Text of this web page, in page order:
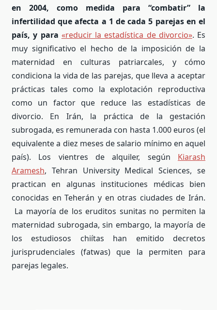
en 2004, como medida para “combatir” la
infertilidad que afecta a 1 de cada 5 parejas en el
país, y para «reducir la estadística de divorcio». Es
muy significativo el hecho de la imposición de la
maternidad en culturas patriarcales, y cómo
condiciona la vida de las parejas, que lleva a aceptar
prácticas tales como la explotación reproductiva
como un factor que reduce las estadísticas de
divorcio. En Irán, la práctica de la gestación
subrogada, es remunerada con hasta 1.000 euros (el
equivalente a diez meses de salario mínimo en aquel
país). Los vientres de alquiler, según Kiarash
Aramesh, Tehran University Medical Sciences, se
practican en algunas instituciones médicas bien
conocidas en Teherán y en otras ciudades de Irán.
La mayoría de los eruditos sunitas no permiten la
maternidad subrogada, sin embargo, la mayoría de
los estudiosos chiítas han emitido decretos
jurisprudenciales (fatwas) que la permiten para
parejas legales.